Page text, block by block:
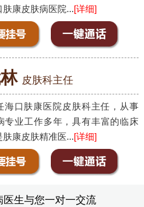
肤康皮肤病医院...[详细]
皮肤科主任
海口肤康医院皮肤科主任，从事
专业工作多年，具有丰富的临床
肤康皮肤精准医...[详细]
生与您一对一交流